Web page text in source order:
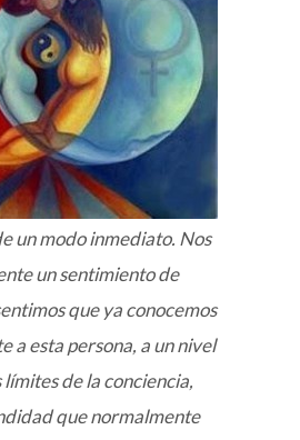
un modo inmediato. Nos
un sentimiento de
que ya conocemos
a esta persona, a un nivel
de la conciencia,
que normalmente